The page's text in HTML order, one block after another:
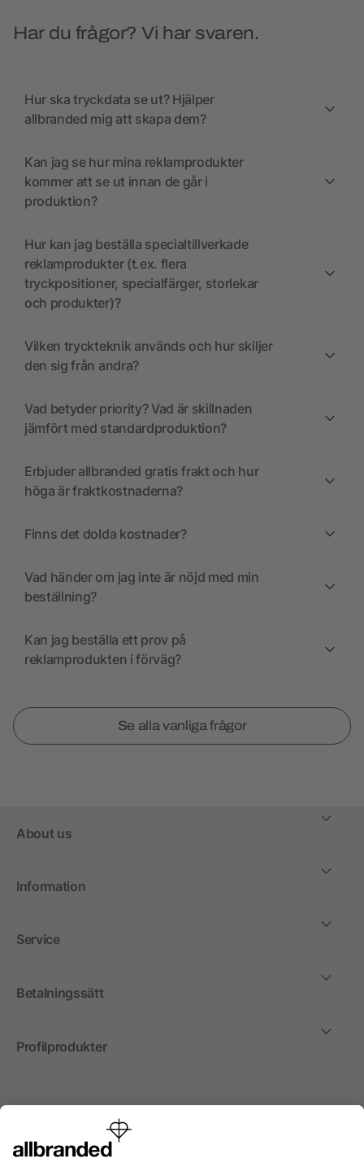
Har du frågor? Vi har svaren.
Hur ska tryckdata se ut? Hjälper
allbranded mig att skapa dem?
Kan jag se hur mina reklamprodukter
kommer att se ut innan de går i
produktion?
Hur kan jag beställa specialtillverkade
reklamprodukter (t.ex. flera
tryckpositioner, specialfärger, storlekar
och produkter)?
Vilken tryckteknik används och hur skiljer
den sig från andra?
Vad betyder priority? Vad är skillnaden
jämfört med standardproduktion?
Erbjuder allbranded gratis frakt och hur
höga är fraktkostnaderna?
Finns det dolda kostnader?
Vad händer om jag inte är nöjd med min
beställning?
Kan jag beställa ett prov på
reklamprodukten i förväg?
Se alla vanliga frågor
About us
Information
Service
Betalningssätt
Profilprodukter
Internationellt